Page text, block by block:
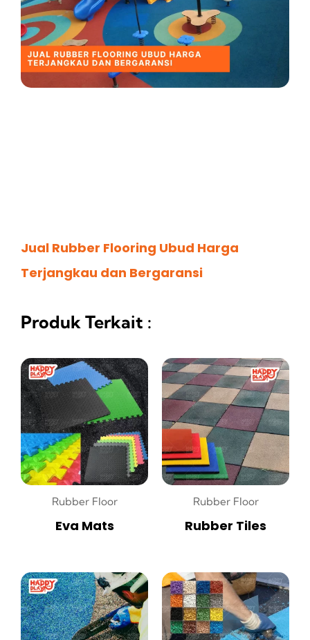
Jual Rubber Flooring Ubud Harga
Terjangkau dan Bergaransi
Produk Terkait :
Rubber Floor
Eva Mats
Rubber Floor
Rubber Tiles